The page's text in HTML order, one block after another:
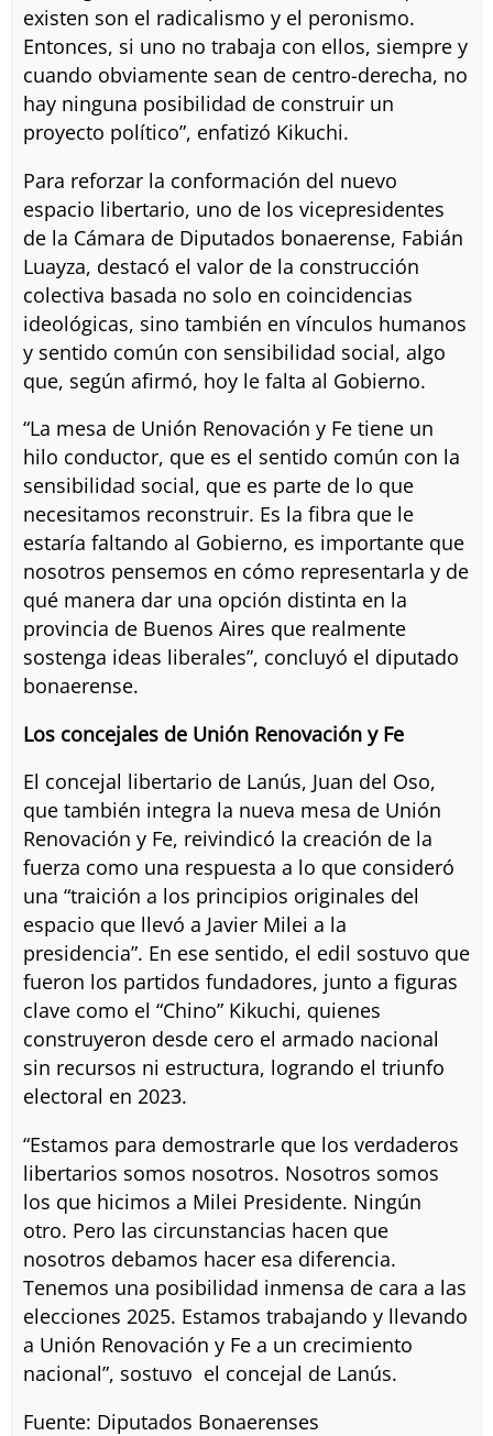
existen son el radicalismo y el peronismo.
Entonces, si uno no trabaja con ellos, siempre y
cuando obviamente sean de centro-derecha, no
hay ninguna posibilidad de construir un
proyecto político”, enfatizó Kikuchi.
Para reforzar la conformación del nuevo
espacio libertario, uno de los vicepresidentes
de la Cámara de Diputados bonaerense, Fabián
Luayza, destacó el valor de la construcción
colectiva basada no solo en coincidencias
ideológicas, sino también en vínculos humanos
y sentido común con sensibilidad social, algo
que, según afirmó, hoy le falta al Gobierno.
“La mesa de Unión Renovación y Fe tiene un
hilo conductor, que es el sentido común con la
sensibilidad social, que es parte de lo que
necesitamos reconstruir. Es la fibra que le
estaría faltando al Gobierno, es importante que
nosotros pensemos en cómo representarla y de
qué manera dar una opción distinta en la
provincia de Buenos Aires que realmente
sostenga ideas liberales”, concluyó el diputado
bonaerense.
Los concejales de Unión Renovación y Fe
El concejal libertario de Lanús, Juan del Oso,
que también integra la nueva mesa de Unión
Renovación y Fe, reivindicó la creación de la
fuerza como una respuesta a lo que consideró
una “traición a los principios originales del
espacio que llevó a Javier Milei a la
presidencia”. En ese sentido, el edil sostuvo que
fueron los partidos fundadores, junto a figuras
clave como el “Chino” Kikuchi, quienes
construyeron desde cero el armado nacional
sin recursos ni estructura, logrando el triunfo
electoral en 2023.
“Estamos para demostrarle que los verdaderos
libertarios somos nosotros. Nosotros somos
los que hicimos a Milei Presidente. Ningún
otro. Pero las circunstancias hacen que
nosotros debamos hacer esa diferencia.
Tenemos una posibilidad inmensa de cara a las
elecciones 2025. Estamos trabajando y llevando
a Unión Renovación y Fe a un crecimiento
nacional”, sostuvo el concejal de Lanús.
Fuente: Diputados Bonaerenses